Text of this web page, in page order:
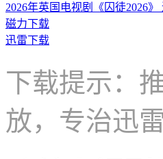
2026年英国电视剧《囚徒2026》
磁力下载
迅雷下载
下载提示：
放，专治迅